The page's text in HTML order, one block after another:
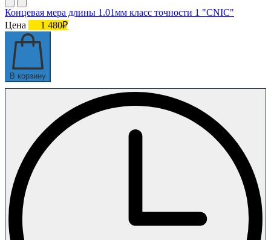
Концевая мера длины 1.01мм класс точности 1 "CNIC"
Цена
1 480₽
В корзину